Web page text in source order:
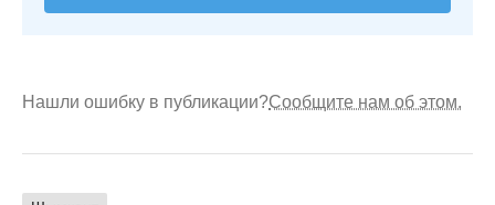
Нашли ошибку в публикации?Сообщите нам об этом.